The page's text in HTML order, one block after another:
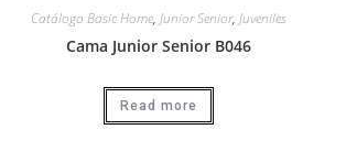
Catálogo Basic Home, Junior Senior, Juveniles
Cama Junior Senior B046
Read more